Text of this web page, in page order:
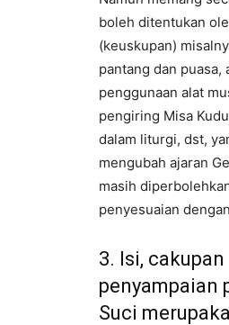
boleh ditentukan
(keuskupan)
pantang dan
penggunaan alat
pengiring Misa
dalam liturgi, dst,
mengubah ajaran
masih
penyesuaian
3. Isi,
penyampaian
Suci